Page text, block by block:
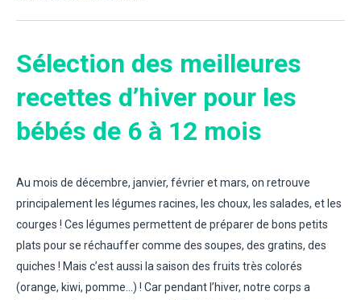
Sélection des meilleures
recettes d’hiver pour les
bébés de 6 à 12 mois
Au mois de décembre, janvier, février et mars, on retrouve
principalement les légumes racines, les choux, les salades, et les
courges ! Ces légumes permettent de préparer de bons petits
plats pour se réchauffer comme des soupes, des gratins, des
quiches ! Mais c’est aussi la saison des fruits très colorés
(orange, kiwi, pomme…) ! Car pendant l’hiver, notre corps a